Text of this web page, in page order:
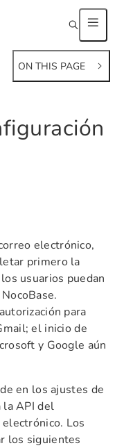
ON THIS PAGE
electrónico,
primero la
usuarios puedan
para
el inicio de
y Google aún
en los ajustes de
la API del
Los
los siguientes